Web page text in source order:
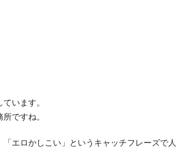
います。
ですね。
エロかしこい」というキャッチフレーズで人